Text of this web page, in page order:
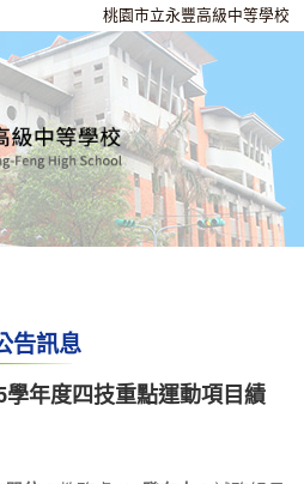
桃園市立永豐高級中等學校
告訊息
年度四技重點運動項目績